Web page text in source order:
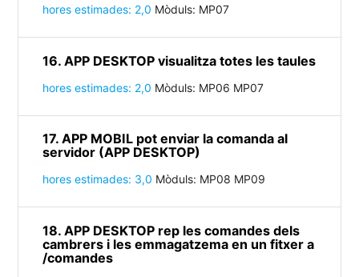
hores estimades: 2,0 Mòduls: MP07
16. APP DESKTOP visualitza totes les taules
hores estimades: 2,0 Mòduls: MP06 MP07
17. APP MOBIL pot enviar la comanda al
servidor (APP DESKTOP)
hores estimades: 3,0 Mòduls: MP08 MP09
18. APP DESKTOP rep les comandes dels
cambrers i les emmagatzema en un fitxer a
/comandes